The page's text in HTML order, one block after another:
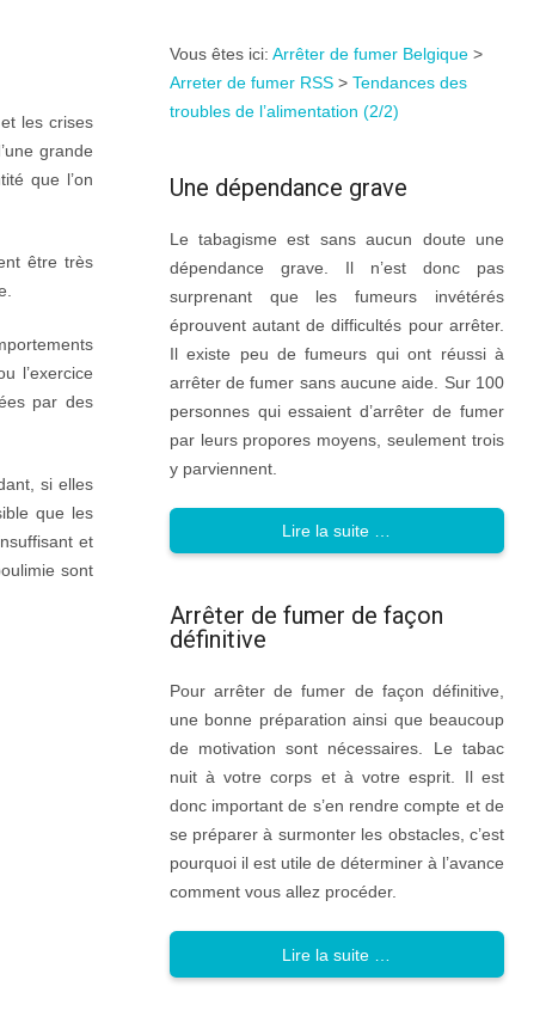
les crises
grande
que l’on
être très
l’exercice
par des
si elles
que les
et
sont
Vous êtes ici: Arrêter de fumer Belgique>
Arreter de fumer RSS> Tendances des
troubles de l’alimentation (2/2)
Une dépendance grave
Le tabagisme est sans aucun doute une
dépendance grave. Il n’est donc pas
surprenant que les fumeurs invétérés
éprouvent autant de difficultés pour arrêter.
Il existe peu de fumeurs qui ont réussi à
arrêter de fumer sans aucune aide. Sur 100
personnes qui essaient d’arrêter de fumer
par leurs propores moyens, seulement trois
y parviennent.
Lire la suite …
Arrêter de fumer de façon
définitive
Pour arrêter de fumer de façon définitive,
une bonne préparation ainsi que beaucoup
de motivation sont nécessaires. Le tabac
nuit à votre corps et à votre esprit. Il est
donc important de s’en rendre compte et de
se préparer à surmonter les obstacles, c’est
pourquoi il est utile de déterminer à l’avance
comment vous allez procéder.
Lire la suite …